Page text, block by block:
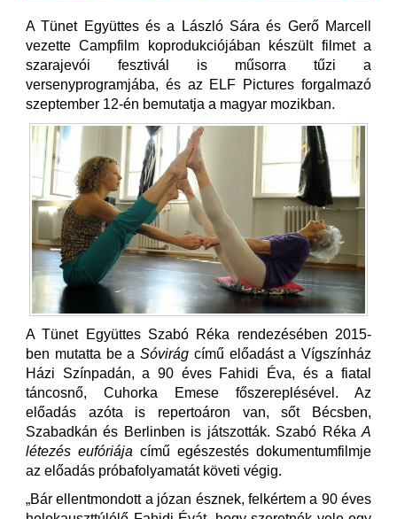
A Tünet Együttes és a László Sára és Gerő Marcell
vezette Campfilm koprodukciójában készült filmet a
szarajevói fesztivál is műsorra tűzi a
versenyprogramjába, és az ELF Pictures forgalmazó
szeptember 12-én bemutatja a magyar mozikban.
A Tünet Együttes Szabó Réka rendezésében 2015-
ben mutatta be a Sóvirág című előadást a Vígszínház
Házi Színpadán, a 90 éves Fahidi Éva, és a fiatal
táncosnő, Cuhorka Emese főszereplésével. Az
előadás azóta is repertoáron van, sőt Bécsben,
Szabadkán és Berlinben is játszották. Szabó Réka A
létezés eufóriája című egészestés dokumentumfilmje
az előadás próbafolyamatát követi végig.
„Bár ellentmondott a józan észnek, felkértem a 90 éves